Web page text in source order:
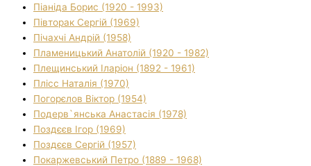
Піаніда Борис (1920 - 1993)
Півторак Сергій (1969)
Пічахчі Андрій (1958)
Пламеницький Анатолій (1920 - 1982)
Плещинський Іларіон (1892 - 1961)
Плісс Наталія (1970)
Погорєлов Віктор (1954)
Подерв`янська Анастасія (1978)
Поздєєв Ігор (1969)
Поздєєв Сергій (1957)
Покаржевський Петро (1889 - 1968)